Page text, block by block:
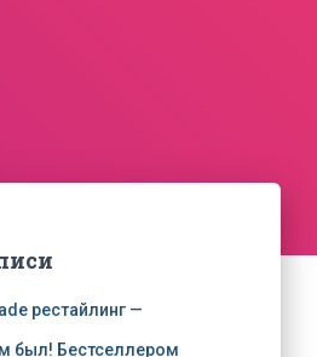
рестайлинг —
был! Бестселлером